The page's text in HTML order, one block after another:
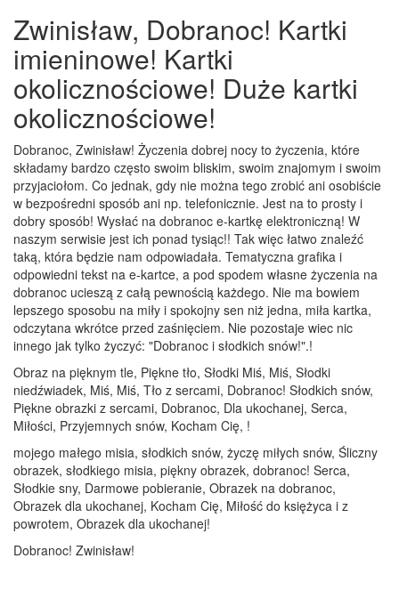
Zwinisław, Dobranoc! Kartki
imieninowe! Kartki
okolicznościowe! Duże kartki
okolicznościowe!
Dobranoc, Zwinisław! Życzenia dobrej nocy to życzenia, które
składamy bardzo często swoim bliskim, swoim znajomym i swoim
przyjaciołom. Co jednak, gdy nie można tego zrobić ani osobiście
w bezpośredni sposób ani np. telefonicznie. Jest na to prosty i
dobry sposób! Wysłać na dobranoc e-kartkę elektroniczną! W
naszym serwisie jest ich ponad tysiąc!! Tak więc łatwo znaleźć
taką, która będzie nam odpowiadała. Tematyczna grafika i
odpowiedni tekst na e-kartce, a pod spodem własne życzenia na
dobranoc ucieszą z całą pewnością każdego. Nie ma bowiem
lepszego sposobu na miły i spokojny sen niż jedna, miła kartka,
odczytana wkrótce przed zaśnięciem. Nie pozostaje wiec nic
innego jak tylko życzyć: "Dobranoc i słodkich snów!".!
Obraz na pięknym tle, Piękne tło, Słodki Miś, Miś, Słodki
niedźwiadek, Miś, Miś, Tło z sercami, Dobranoc! Słodkich snów,
Piękne obrazki z sercami, Dobranoc, Dla ukochanej, Serca,
Miłości, Przyjemnych snów, Kocham Cię, !
mojego małego misia, słodkich snów, życzę miłych snów, Śliczny
obrazek, słodkiego misia, piękny obrazek, dobranoc! Serca,
Słodkie sny, Darmowe pobieranie, Obrazek na dobranoc,
Obrazek dla ukochanej, Kocham Cię, Miłość do księżyca i z
powrotem, Obrazek dla ukochanej!
Dobranoc! Zwinisław!